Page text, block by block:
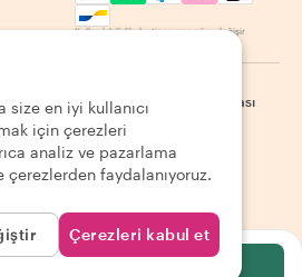
Kullanılabilirlik destinasyona göre değişir
Gizlilik Politikası | Site haritası
size en iyi kullanıcı
için çerezleri
analiz ve pazarlama
çerezlerden faydalanıyoruz.
Çerezleri kabul et